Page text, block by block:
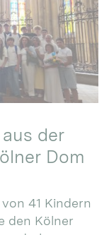
der
Dom
41 Kindern
den Kölner